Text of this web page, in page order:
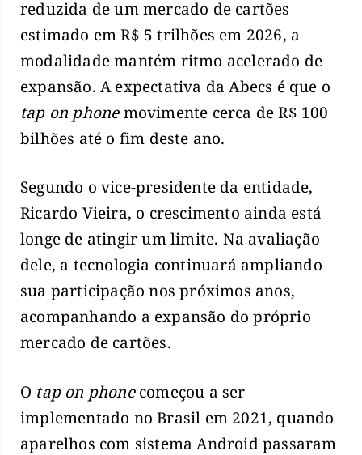
reduzida de um mercado de cartões
estimado em R$ 5 trilhões em 2026, a
modalidade mantém ritmo acelerado de
expansão. A expectativa da Abecs é que o
tap on phonemovimente cerca de R$ 100
bilhões até o fim deste ano.
Segundo o vice-presidente da entidade,
Ricardo Vieira, o crescimento ainda está
longe de atingir um limite. Na avaliação
dele, a tecnologia continuará ampliando
sua participação nos próximos anos,
acompanhando a expansão do próprio
mercado de cartões.
O tap on phonecomeçou a ser
implementado no Brasil em 2021, quando
aparelhos com sistema Android passaram